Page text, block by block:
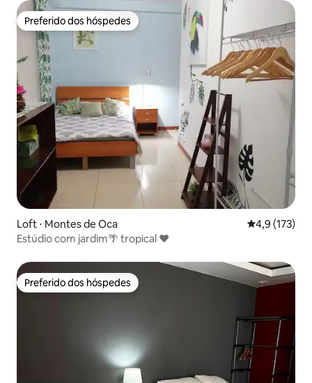
Preferido dos hóspedes
Preferido dos hóspedes
Loft ⋅ Montes de Oca 4,9 de uma
4,9 (173)
Estúdio com jardim🌴 tropical ❤️
Preferido dos hóspedes
Preferido dos hóspedes